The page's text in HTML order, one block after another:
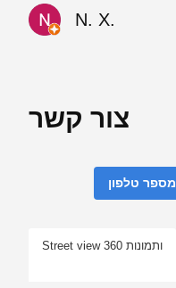
N. X.
צור קשר
מספר טלפון
Street view ותמונות 360